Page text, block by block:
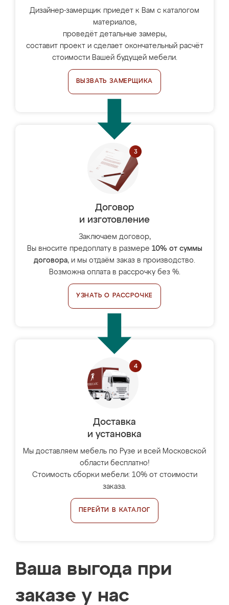
Дизайнер-замерщик приедет к Вам с каталогом
материалов,
проведёт детальные замеры,
составит проект и сделает окончательный расчёт
стоимости Вашей будущей мебели.
ВЫЗВАТЬ ЗАМЕРЩИКА
Договор
и изготовление
Заключаем договор,
Вы вносите предоплату в размере 10% от суммы
договора, и мы отдаём заказ в производство.
Возможна оплата в рассрочку без %.
УЗНАТЬ О РАССРОЧКЕ
Доставка
и установка
Мы доставляем мебель по Рузе и всей Московской
области бесплатно!
Стоимость сборки мебели: 10% от стоимости
заказа.
ПЕРЕЙТИ В КАТАЛОГ
Ваша выгода при
заказе у нас